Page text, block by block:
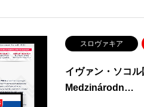
スロヴァキア
イヴァン・ソコ
Medzinárodn…